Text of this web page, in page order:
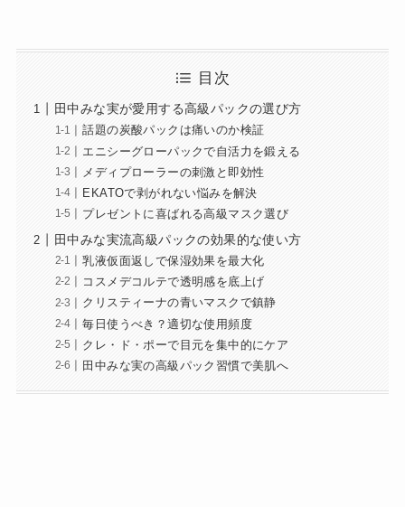
目次
田中みな実が愛用する高級パックの選び方
話題の炭酸パックは痛いのか検証
エニシーグローパックで自活力を鍛える
メディプローラーの刺激と即効性
EKATOで剥がれない悩みを解決
プレゼントに喜ばれる高級マスク選び
田中みな実流高級パックの効果的な使い方
乳液仮面返しで保湿効果を最大化
コスメデコルテで透明感を底上げ
クリスティーナの青いマスクで鎮静
毎日使うべき？適切な使用頻度
クレ・ド・ポーで目元を集中的にケア
田中みな実の高級パック習慣で美肌へ